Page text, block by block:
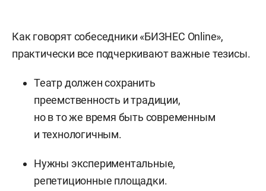
Как говорят собеседники «БИЗНЕС Online»,
практически все подчеркивают важные тезисы.
Театр должен сохранить
преемственность и традиции,
но в то же время быть современным
и технологичным.
Нужны экспериментальные,
репетиционные площадки.